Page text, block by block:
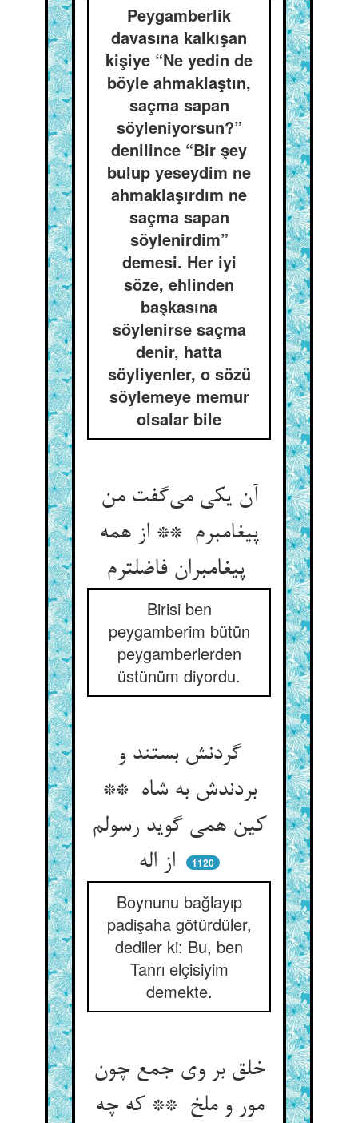
Peygamberlik
davasına kalkışan
kişiye “Ne yedin de
böyle ahmaklaştın,
saçma sapan
söyleniyorsun?”
denilince “Bir şey
bulup yeseydim ne
ahmaklaşırdım ne
saçma sapan
söylenirdim”
demesi. Her iyi
söze, ehlinden
başkasına
söylenirse saçma
denir, hatta
söyliyenler, o sözü
söylemeye memur
olsalar bile
آن یکی می‌گفت من
پیغامبرم ** از همه
Birisi ben
peygamberim bütün
peygamberlerden
üstünüm diyordu.
گردنش بستند و
بردندش به شاه **
کین همی گوید رسولم
1120
Boynunu bağlayıp
padişaha götürdüler,
dediler ki: Bu, ben
Tanrı elçisiyim
demekte.
خلق بر وی جمع چون
مور و ملخ ** که چه